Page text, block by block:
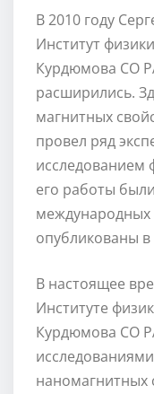
В 2010 году
Институт
Курдюмова СО
расширились.
магнитных
провел ряд
исследованием
его работы
международных
опубликованы
В настоящее
Институте
Курдюмова СО
наномагнитных